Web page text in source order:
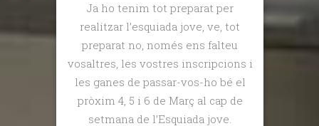
Ja ho tenim tot preparat per
realitzar l’esquiada jove, ve, tot
preparat no, només ens falteu
vosaltres, les vostres inscripcions i
les ganes de passar-vos-ho bé el
pròxim 4, 5 i 6 de Març al cap de
setmana de l’Esquiada jove.